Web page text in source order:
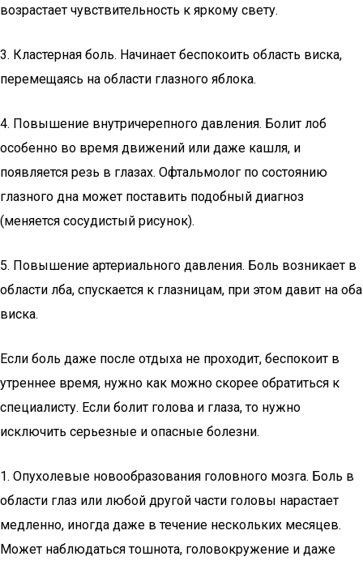
возрастает чувствительность к яркому свету.
3. Кластерная боль. Начинает беспокоить область виска,
перемещаясь на области глазного яблока.
4. Повышение внутричерепного давления. Болит лоб
особенно во время движений или даже кашля, и
появляется резь в глазах. Офтальмолог по состоянию
глазного дна может поставить подобный диагноз
(меняется сосудистый рисунок).
5. Повышение артериального давления. Боль возникает в
области лба, спускается к глазницам, при этом давит на оба
виска.
Если боль даже после отдыха не проходит, беспокоит в
утреннее время, нужно как можно скорее обратиться к
специалисту. Если болит голова и глаза, то нужно
исключить серьезные и опасные болезни.
1. Опухолевые новообразования головного мозга. Боль в
области глаз или любой другой части головы нарастает
медленно, иногда даже в течение нескольких месяцев.
Может наблюдаться тошнота, головокружение и даже